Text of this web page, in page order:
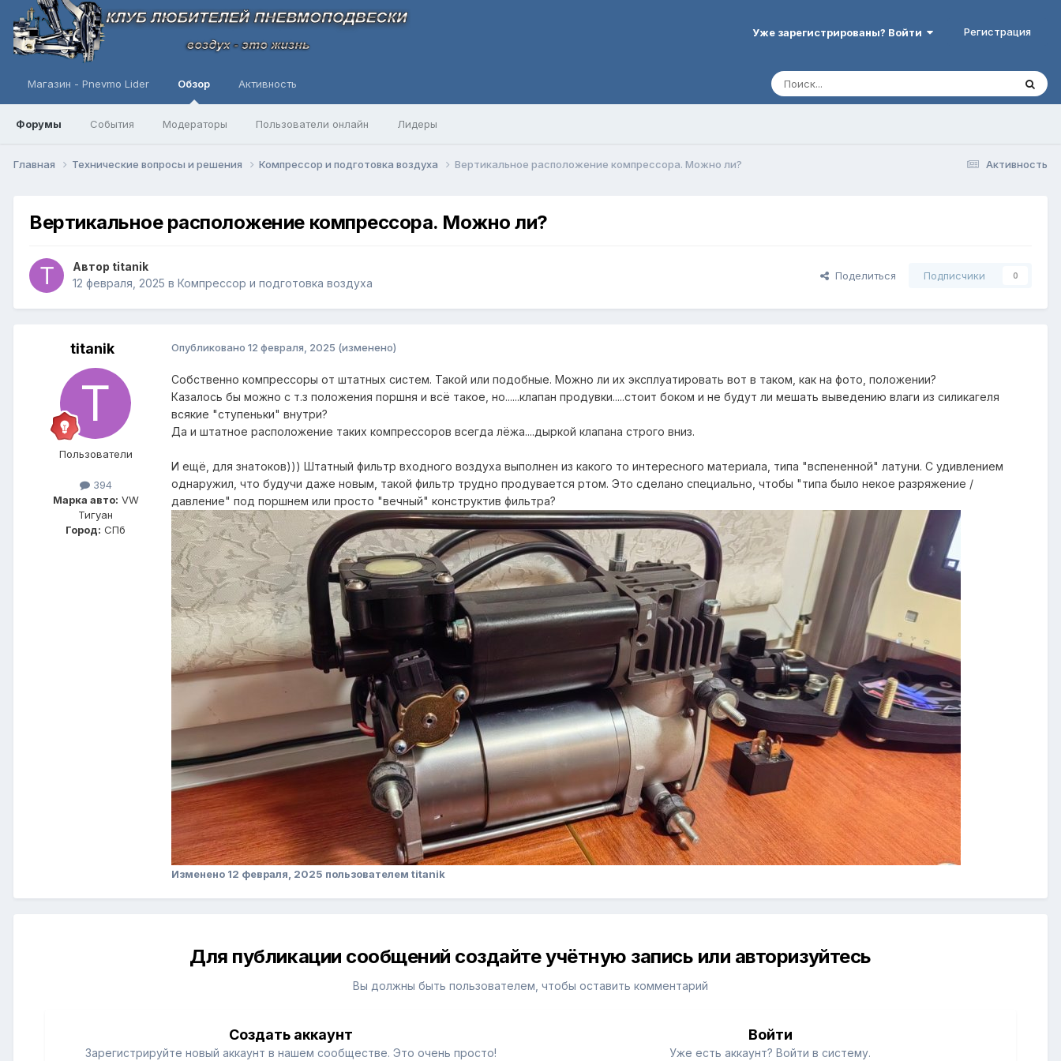
Уже зарегистрированы? Войти Регистрация
Магазин - Pnevmo Lider Обзор
Форумы События Модераторы Пользователи онлайн Лидеры
Активность
Активность
Главная Технические вопросы и решения Компресcор и подготовка воздуха Вертикальное расположение компрессора. Можно ли?
Вертикальное расположение компрессора. Можно ли?
Автор titanik
12 февраля, 2025 в Компресcор и подготовка воздуха
Поделиться Подписчики 0
titanik
Пользователи
394
Марка авто: VW
Тигуан
Город: СПб
Опубликовано 12 февраля, 2025 (изменено)
Собственно компрессоры от штатных систем. Такой или подобные. Можно ли их эксплуатировать вот в таком, как на фото, положении?
Казалось бы можно с т.з положения поршня и всё такое, но......клапан продувки.....стоит боком и не будут ли мешать выведению влаги из силикагеля
всякие "ступеньки" внутри?
Да и штатное расположение таких компрессоров всегда лёжа....дыркой клапана строго вниз.
И ещё, для знатоков))) Штатный фильтр входного воздуха выполнен из какого то интересного материала, типа "вспененной" латуни. С удивлением
однаружил, что будучи даже новым, такой фильтр трудно продувается ртом. Это сделано специально, чтобы "типа было некое разряжение /
давление" под поршнем или просто "вечный" конструктив фильтра?
Изменено 12 февраля, 2025 пользователем titanik
Для публикации сообщений создайте учётную запись или авторизуйтесь
Вы должны быть пользователем, чтобы оставить комментарий
Создать аккаунт
Зарегистрируйте новый аккаунт в нашем сообществе. Это очень просто!
Войти
Уже есть аккаунт? Войти в систему.